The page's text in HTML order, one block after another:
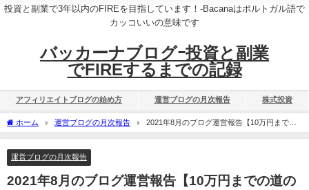
投資と副業で3年以内のFIREを目指しています！-Bacanaはポルトガル語で
カッコいいの意味です
バッカーナブログｰ投資と副業
でFIREするまでの記録
アフィリエイトブログの始め方 運営ブログの月次報告 株式投資
ホーム 運営ブログの月次報告
2021年8月のブログ運営報告【10万円までの
道のり】
運営ブログの月次報告
2021年8月のブログ運営報告【10万円までの道の